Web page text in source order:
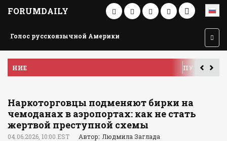
FORUMDAILY
Голос русскоязычной Америки
ПУТЕШЕСТВИЕ ПО АМЕРИКЕ
Наркоторговцы подменяют бирки на
чемоданах в аэропортах: как не стать
жертвой преступной схемы
04.06.2026, 10:00 EST Автор: Людмила Заглада